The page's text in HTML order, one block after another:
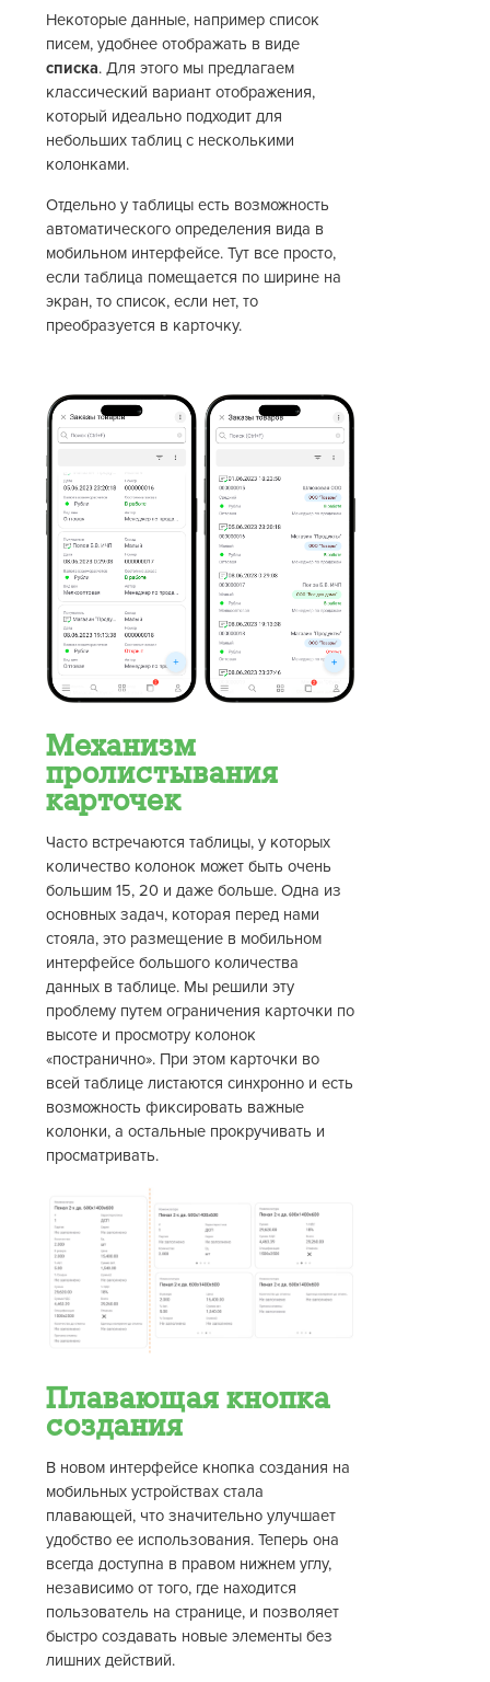
Некоторые данные, например список
писем, удобнее отображать в виде
списка. Для этого мы предлагаем
классический вариант отображения,
который идеально подходит для
небольших таблиц с несколькими
колонками.
Отдельно у таблицы есть возможность
автоматического определения вида в
мобильном интерфейсе. Тут все просто,
если таблица помещается по ширине на
экран, то список, если нет, то
преобразуется в карточку.
Механизм
пролистывания
карточек
Часто встречаются таблицы, у которых
количество колонок может быть очень
большим 15, 20 и даже больше. Одна из
основных задач, которая перед нами
стояла, это размещение в мобильном
интерфейсе большого количества
данных в таблице. Мы решили эту
проблему путем ограничения карточки по
высоте и просмотру колонок
«постранично». При этом карточки во
всей таблице листаются синхронно и есть
возможность фиксировать важные
колонки, а остальные прокручивать и
просматривать.
Плавающая кнопка
создания
В новом интерфейсе кнопка создания на
мобильных устройствах стала
плавающей, что значительно улучшает
удобство ее использования. Теперь она
всегда доступна в правом нижнем углу,
независимо от того, где находится
пользователь на странице, и позволяет
быстро создавать новые элементы без
лишних действий.